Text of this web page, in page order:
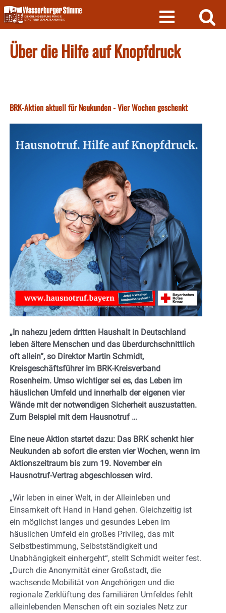
Skip
to
content
Über die Hilfe auf Knopfdruck
BRK-Aktion aktuell für Neukunden - Vier Wochen geschenkt
„In nahezu jedem dritten Haushalt in Deutschland
leben ältere Menschen und das überdurchschnittlich
oft allein“, so Direktor Martin Schmidt,
Kreisgeschäftsführer im BRK-Kreisverband
Rosenheim. Umso wichtiger sei es, das Leben im
häuslichen Umfeld und innerhalb der eigenen vier
Wände mit der notwendigen Sicherheit auszustatten.
Zum Beispiel mit dem Hausnotruf …
Eine neue Aktion startet dazu: Das BRK schenkt hier
Neukunden ab sofort die ersten vier Wochen, wenn im
Aktionszeitraum bis zum 19. November ein
Hausnotruf-Vertrag abgeschlossen wird.
„Wir leben in einer Welt, in der Alleinleben und
Einsamkeit oft Hand in Hand gehen. Gleichzeitig ist
ein möglichst langes und gesundes Leben im
häuslichen Umfeld ein großes Privileg, das mit
Selbstbestimmung, Selbstständigkeit und
Unabhängigkeit einhergeht“, stellt Schmidt weiter fest.
„Durch die Anonymität einer Großstadt, die
wachsende Mobilität von Angehörigen und die
regionale Zerklüftung des familiären Umfeldes fehlt
alleinlebenden Menschen oft ein soziales Netz zur